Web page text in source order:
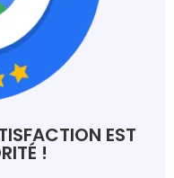
EST
!